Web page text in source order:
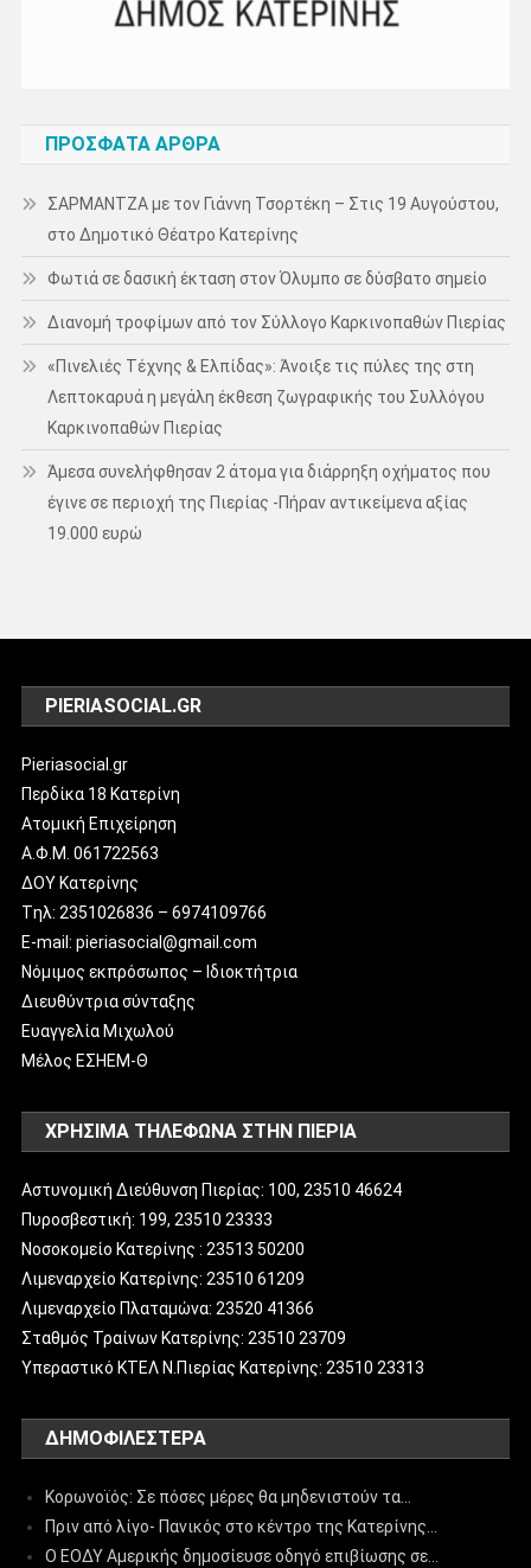
ΠΡΌΣΦΑΤΑ ΆΡΘΡΑ
ΣΑΡΜΑΝΤΖΑ με τον Γιάννη Τσορτέκη – Στις 19 Αυγούστου,
στο Δημοτικό Θέατρο Κατερίνης
Φωτιά σε δασική έκταση στον Όλυμπο σε δύσβατο σημείο
Διανομή τροφίμων από τον Σύλλογο Καρκινοπαθών Πιερίας
«Πινελιές Τέχνης & Ελπίδας»: Άνοιξε τις πύλες της στη
Λεπτοκαρυά η μεγάλη έκθεση ζωγραφικής του Συλλόγου
Καρκινοπαθών Πιερίας
Άμεσα συνελήφθησαν 2 άτομα για διάρρηξη οχήματος που
έγινε σε περιοχή της Πιερίας -Πήραν αντικείμενα αξίας
19.000 ευρώ
PIERIASOCIAL.GR
Pieriasocial.gr
Περδίκα 18 Κατερίνη
Ατομική Επιχείρηση
Α.Φ.Μ. 061722563
ΔΟΥ Κατερίνης
Tηλ: 2351026836 – 6974109766
E-mail: pieriasocial@gmail.com
Νόμιμος εκπρόσωπος – Ιδιοκτήτρια
Διευθύντρια σύνταξης
Ευαγγελία Μιχωλού
Μέλος ΕΣΗΕΜ-Θ
ΧΡΗΣΙΜΑ ΤΗΛΕΦΩΝΑ ΣΤΗΝ ΠΙΕΡΙΑ
Αστυνομική Διεύθυνση Πιερίας: 100, 23510 46624
Πυροσβεστική: 199, 23510 23333
Νοσοκομείο Κατερίνης : 23513 50200
Λιμεναρχείο Κατερίνης: 23510 61209
Λιμεναρχείο Πλαταμώνα: 23520 41366
Σταθμός Τραίνων Κατερίνης: 23510 23709
Υπεραστικό ΚΤΕΛ Ν.Πιερίας Κατερίνης: 23510 23313
ΔΗΜΟΦΙΛΈΣΤΕΡΑ
Κορωνοϊός: Σε πόσες μέρες θα μηδενιστούν τα…
Πριν από λίγο- Πανικός στο κέντρο της Κατερίνης…
Ο ΕΟΔΥ Αμερικής δημοσίευσε οδηγό επιβίωσης σε…